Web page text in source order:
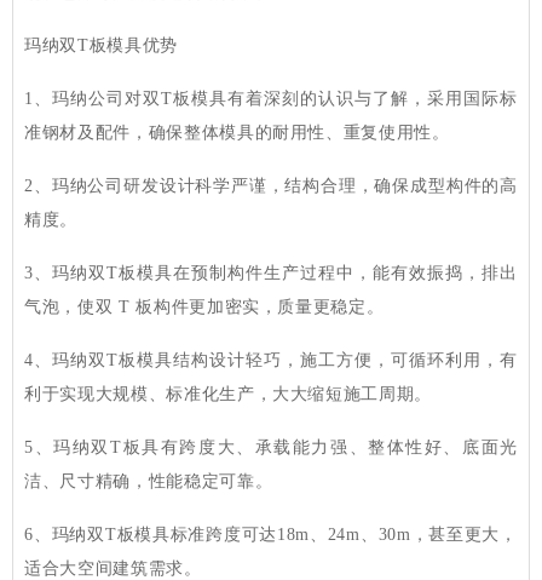
玛纳双T板模具优势
1、玛纳公司对双T板模具有着深刻的认识与了解，采用国际标
准钢材及配件，确保整体模具的耐用性、重复使用性。
2、玛纳公司研发设计科学严谨，结构合理，确保成型构件的高
精度。
3、玛纳双T板模具在预制构件生产过程中，能有效振捣，排出
气泡，使双 T 板构件更加密实，质量更稳定。
4、玛纳双T板模具结构设计轻巧，施工方便，可循环利用，有
利于实现大规模、标准化生产，大大缩短施工周期。
5、玛纳双T板具有跨度大、承载能力强、整体性好、底面光
洁、尺寸精确，性能稳定可靠。
6、玛纳双T板模具标准跨度可达18m、24m、30m，甚至更大，
适合大空间建筑需求。